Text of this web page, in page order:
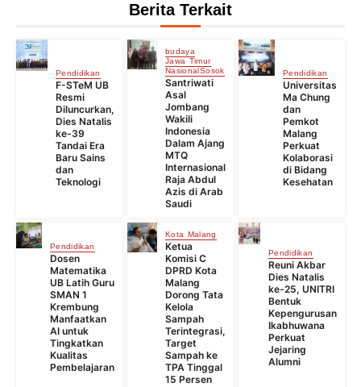
Berita Terkait
Pendidikan
F-STeM UB
Resmi
Diluncurkan,
Dies Natalis
ke-39
Tandai Era
Baru Sains
dan
Teknologi
budaya
Jawa Timur
NasionalSosok
Santriwati
Asal
Jombang
Wakili
Indonesia
Dalam Ajang
MTQ
Internasional
Raja Abdul
Azis di Arab
Saudi
Pendidikan
Universitas
Ma Chung
dan
Pemkot
Malang
Perkuat
Kolaborasi
di Bidang
Kesehatan
Pendidikan
Dosen
Matematika
UB Latih Guru
SMAN 1
Krembung
Manfaatkan
AI untuk
Tingkatkan
Kualitas
Pembelajaran
Kota Malang
Ketua
Komisi C
DPRD Kota
Malang
Dorong Tata
Kelola
Sampah
Terintegrasi,
Target
Sampah ke
TPA Tinggal
15 Persen
Pendidikan
Reuni Akbar
Dies Natalis
ke-25, UNITRI
Bentuk
Kepengurusan
Ikabhuwana
Perkuat
Jejaring
Alumni